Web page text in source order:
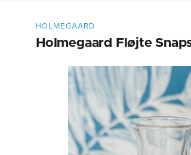
HOLMEGAARD
Holmegaard Fløjte